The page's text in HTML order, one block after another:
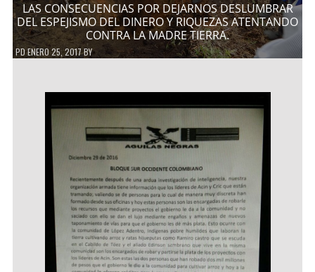
LAS CONSECUENCIAS POR DEJARNOS DESLUMBRAR
DEL ESPEJISMO DEL DINERO Y RIQUEZAS ATENTANDO
CONTRA LA MADRE TIERRA.
PDENERO 25, 2017BY